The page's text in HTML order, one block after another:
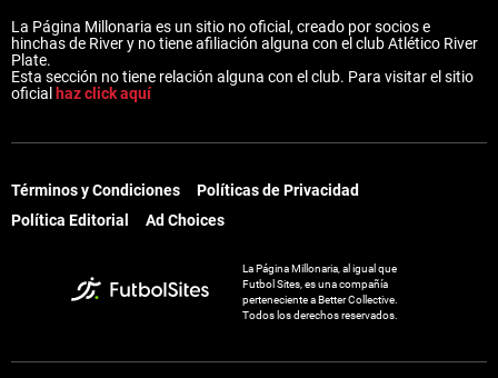
La Página Millonaria es un sitio no oficial, creado por socios e
hinchas de River y no tiene afiliación alguna con el club Atlético River
Plate.
Esta sección no tiene relación alguna con el club. Para visitar el sitio
oficial haz click aquí
Términos y Condiciones
Políticas de Privacidad
Política Editorial
Ad Choices
La Página Millonaria, al igual que
Futbol Sites, es una compañía
perteneciente a Better Collective.
Todos los derechos reservados.